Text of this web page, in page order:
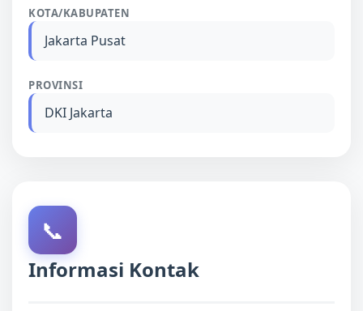
KOTA/KABUPATEN
Jakarta Pusat
PROVINSI
DKI Jakarta
📞
Informasi Kontak